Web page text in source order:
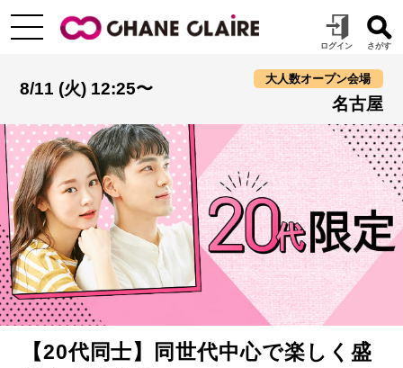
8/11 (火) 12:25〜
大人数オープン会場
名古屋
【20代同士】同世代中心で楽しく盛